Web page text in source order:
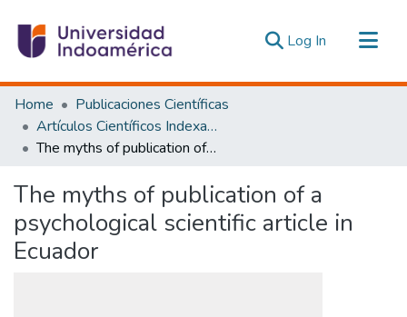
Log In (current)
Communities & Collections
All of DSpace
Statistics
Home
Publicaciones Científicas
Artículos Científicos Indexados
The myths of publication of a psychological scientific article in Ecuador
The myths of publication of a
psychological scientific article in
Ecuador